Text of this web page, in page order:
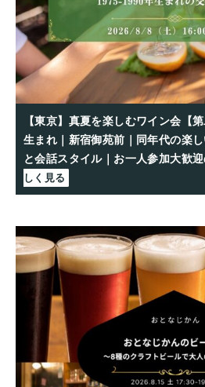
【東京】真夏を楽しむワイン会【
生まれ｜新宿御苑前｜同年代の楽
と会話スタイル｜お一人参加大歓
しく見る